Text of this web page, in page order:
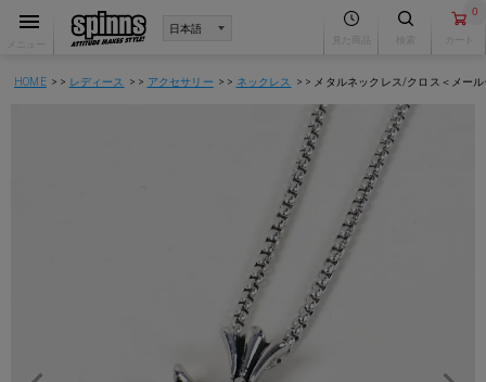
0
HOME レディース アクセサリー ネックレス メタルネックレス/クロス＜メー